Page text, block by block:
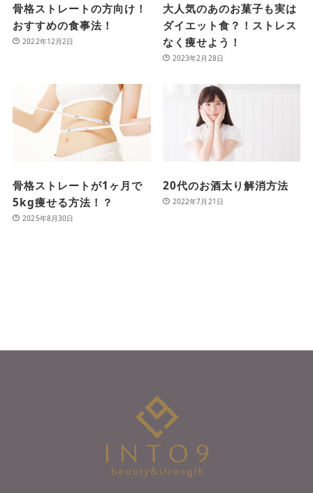
骨格ストレートの方向け！
おすすめの食事法！
2022年12月2日
大人気のあのお菓子も実は
ダイエット食？！ストレス
なく痩せよう！
2023年2月28日
骨格ストレートが1ヶ月で
5kg痩せる方法！？
2025年8月30日
20代のお酒太り解消方法
2022年7月21日